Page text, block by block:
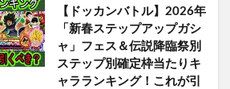
【ドッカンバトル】2026年
「新春ステップアップガシ
ャ」フェス＆伝説降臨祭別
ステップ別確定枠当たりキ
ャラランキング！これが引